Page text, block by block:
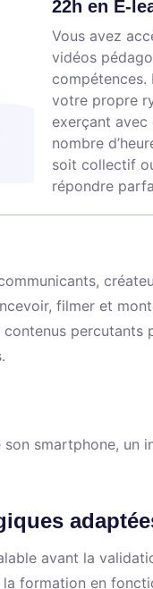
22h en E-
Vous avez
vidéos
compétences.
votre propre
exerçant
nombre
soit collectif
répondre
filmer et
percutants
smartphone, un
avant la
formation en